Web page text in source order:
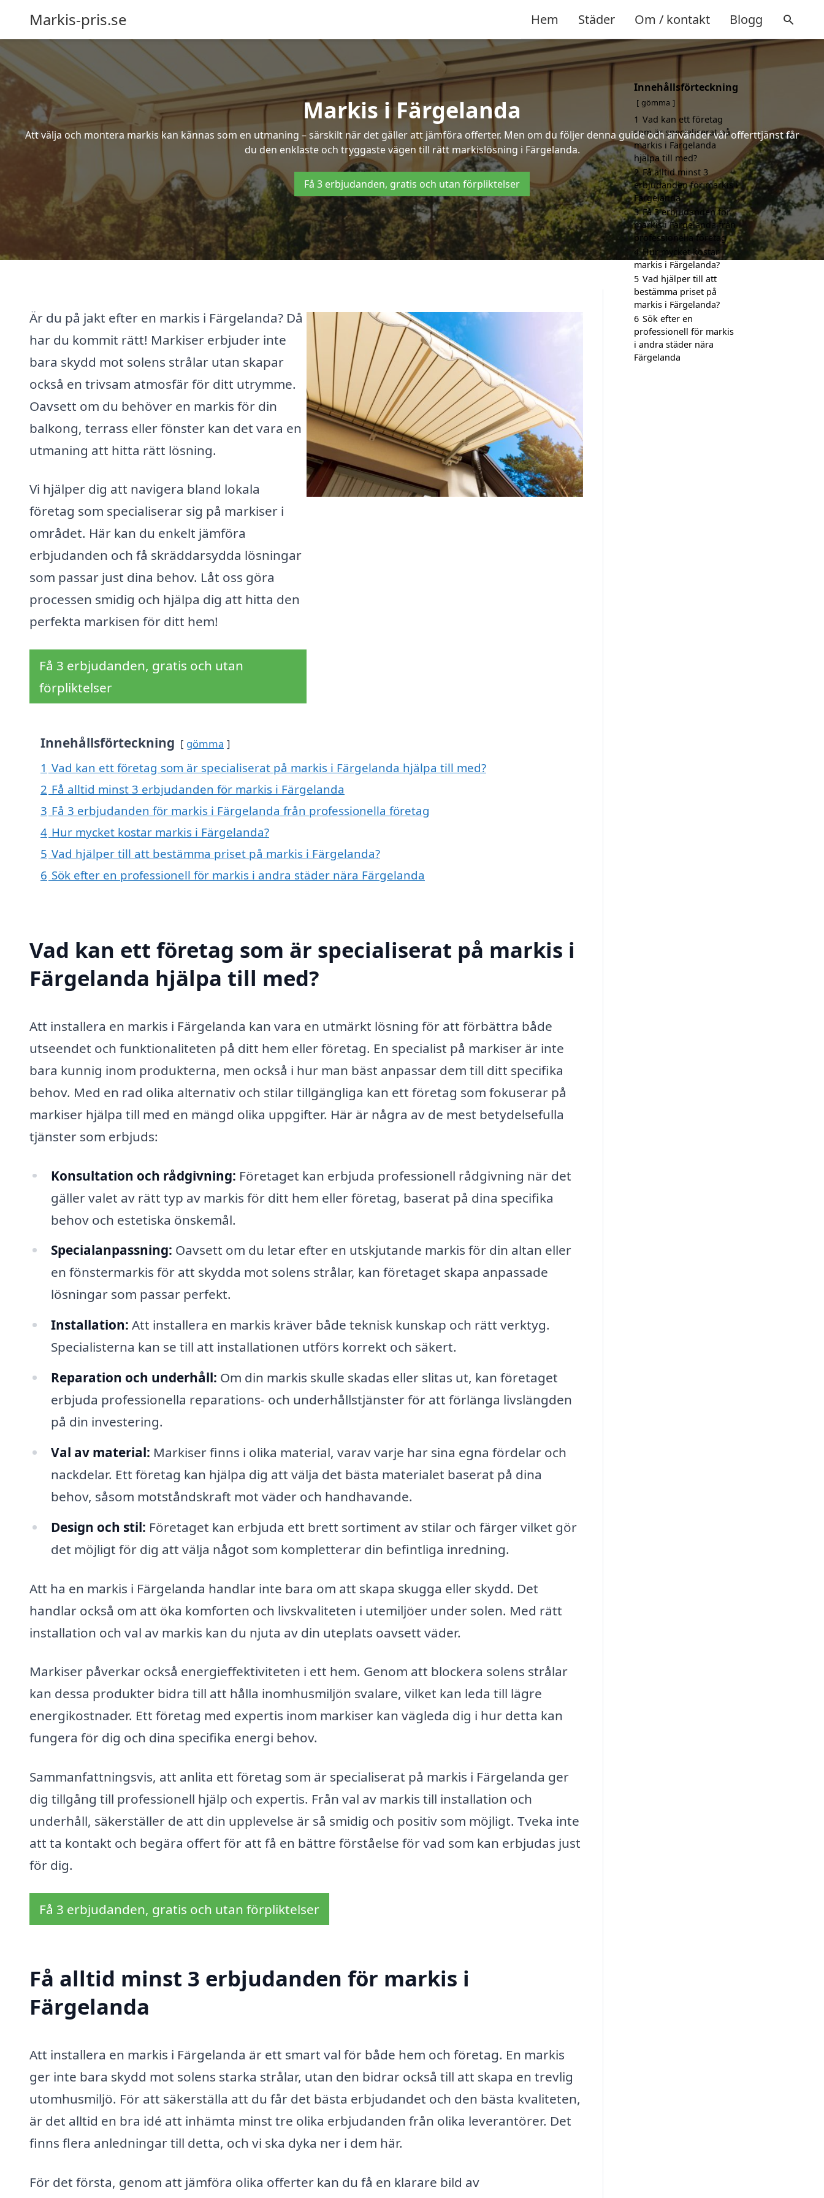
Markis-pris.se Hem Städer Om / kontakt Blogg
Markis i Färgelanda
Att välja och montera markis kan kännas som en utmaning – särskilt när det gäller att jämföra offerter. Men om du följer denna guide och använder vår offerttjänst får
du den enklaste och tryggaste vägen till rätt markislösning i Färgelanda.
Få 3 erbjudanden, gratis och utan förpliktelser
Är du på jakt efter en markis i Färgelanda? Då
har du kommit rätt! Markiser erbjuder inte
bara skydd mot solens strålar utan skapar
också en trivsam atmosfär för ditt utrymme.
Oavsett om du behöver en markis för din
balkong, terrass eller fönster kan det vara en
utmaning att hitta rätt lösning.
Vi hjälper dig att navigera bland lokala
företag som specialiserar sig på markiser i
området. Här kan du enkelt jämföra
erbjudanden och få skräddarsydda lösningar
som passar just dina behov. Låt oss göra
processen smidig och hjälpa dig att hitta den
perfekta markisen för ditt hem!
Få 3 erbjudanden, gratis och utan
förpliktelser
Innehållsförteckning gömma
1 Vad kan ett företag som är specialiserat på markis i Färgelanda hjälpa till med?
2 Få alltid minst 3 erbjudanden för markis i Färgelanda
3 Få 3 erbjudanden för markis i Färgelanda från professionella företag
4 Hur mycket kostar markis i Färgelanda?
5 Vad hjälper till att bestämma priset på markis i Färgelanda?
6 Sök efter en professionell för markis i andra städer nära Färgelanda
Vad kan ett företag som är specialiserat på markis i
Färgelanda hjälpa till med?
Att installera en markis i Färgelanda kan vara en utmärkt lösning för att förbättra både
utseendet och funktionaliteten på ditt hem eller företag. En specialist på markiser är inte
bara kunnig inom produkterna, men också i hur man bäst anpassar dem till ditt specifika
behov. Med en rad olika alternativ och stilar tillgängliga kan ett företag som fokuserar på
markiser hjälpa till med en mängd olika uppgifter. Här är några av de mest betydelsefulla
tjänster som erbjuds:
Konsultation och rådgivning: Företaget kan erbjuda professionell rådgivning när det
gäller valet av rätt typ av markis för ditt hem eller företag, baserat på dina specifika
behov och estetiska önskemål.
Specialanpassning: Oavsett om du letar efter en utskjutande markis för din altan eller
en fönstermarkis för att skydda mot solens strålar, kan företaget skapa anpassade
lösningar som passar perfekt.
Installation: Att installera en markis kräver både teknisk kunskap och rätt verktyg.
Specialisterna kan se till att installationen utförs korrekt och säkert.
Reparation och underhåll: Om din markis skulle skadas eller slitas ut, kan företaget
erbjuda professionella reparations- och underhållstjänster för att förlänga livslängden
på din investering.
Val av material: Markiser finns i olika material, varav varje har sina egna fördelar och
nackdelar. Ett företag kan hjälpa dig att välja det bästa materialet baserat på dina
behov, såsom motståndskraft mot väder och handhavande.
Design och stil: Företaget kan erbjuda ett brett sortiment av stilar och färger vilket gör
det möjligt för dig att välja något som kompletterar din befintliga inredning.
Att ha en markis i Färgelanda handlar inte bara om att skapa skugga eller skydd. Det
handlar också om att öka komforten och livskvaliteten i utemiljöer under solen. Med rätt
installation och val av markis kan du njuta av din uteplats oavsett väder.
Markiser påverkar också energieffektiviteten i ett hem. Genom att blockera solens strålar
kan dessa produkter bidra till att hålla inomhusmiljön svalare, vilket kan leda till lägre
energikostnader. Ett företag med expertis inom markiser kan vägleda dig i hur detta kan
fungera för dig och dina specifika energi behov.
Sammanfattningsvis, att anlita ett företag som är specialiserat på markis i Färgelanda ger
dig tillgång till professionell hjälp och expertis. Från val av markis till installation och
underhåll, säkerställer de att din upplevelse är så smidig och positiv som möjligt. Tveka inte
att ta kontakt och begära offert för att få en bättre förståelse för vad som kan erbjudas just
för dig.
Få 3 erbjudanden, gratis och utan förpliktelser
Få alltid minst 3 erbjudanden för markis i
Färgelanda
Att installera en markis i Färgelanda är ett smart val för både hem och företag. En markis
ger inte bara skydd mot solens starka strålar, utan den bidrar också till att skapa en trevlig
utomhusmiljö. För att säkerställa att du får det bästa erbjudandet och den bästa kvaliteten,
är det alltid en bra idé att inhämta minst tre olika erbjudanden från olika leverantörer. Det
finns flera anledningar till detta, och vi ska dyka ner i dem här.
För det första, genom att jämföra olika offerter kan du få en klarare bild av
Innehållsförteckning
gömma
1 Vad kan ett företag
som är specialiserat på
markis i Färgelanda
hjälpa till med?
2 Få alltid minst 3
erbjudanden för markis i
Färgelanda
3 Få 3 erbjudanden för
markis i Färgelanda från
professionella företag
4 Hur mycket kostar
markis i Färgelanda?
5 Vad hjälper till att
bestämma priset på
markis i Färgelanda?
6 Sök efter en
professionell för markis
i andra städer nära
Färgelanda